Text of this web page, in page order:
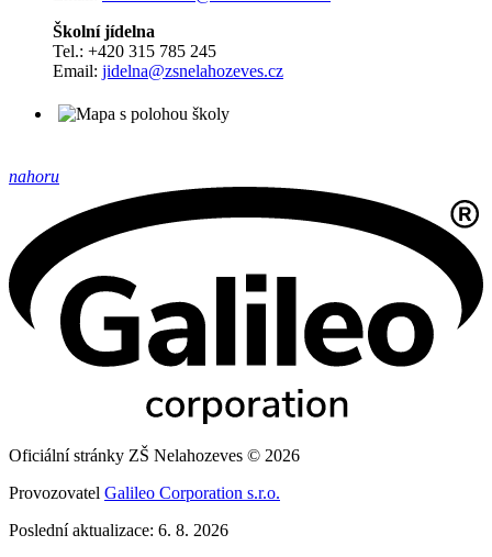
Školní jídelna
Tel.: +420 315 785 245
Email: jidelna@zsnelahozeves.cz
nahoru
Oficiální stránky ZŠ Nelahozeves © 2026
Provozovatel Galileo Corporation s.r.o.
Poslední aktualizace: 6. 8. 2026